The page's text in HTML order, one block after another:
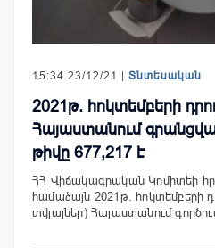
15:34 23/12/21 | Տնտեսական
2021թ. հոկտեմբերի
Հայաստանում
թիվը 677,217 է
ՀՀ Վիճակագրական Կոմիտեի
համաձայն 2021թ. հոկտեմբերի
տվյալներ) Հայաստանում